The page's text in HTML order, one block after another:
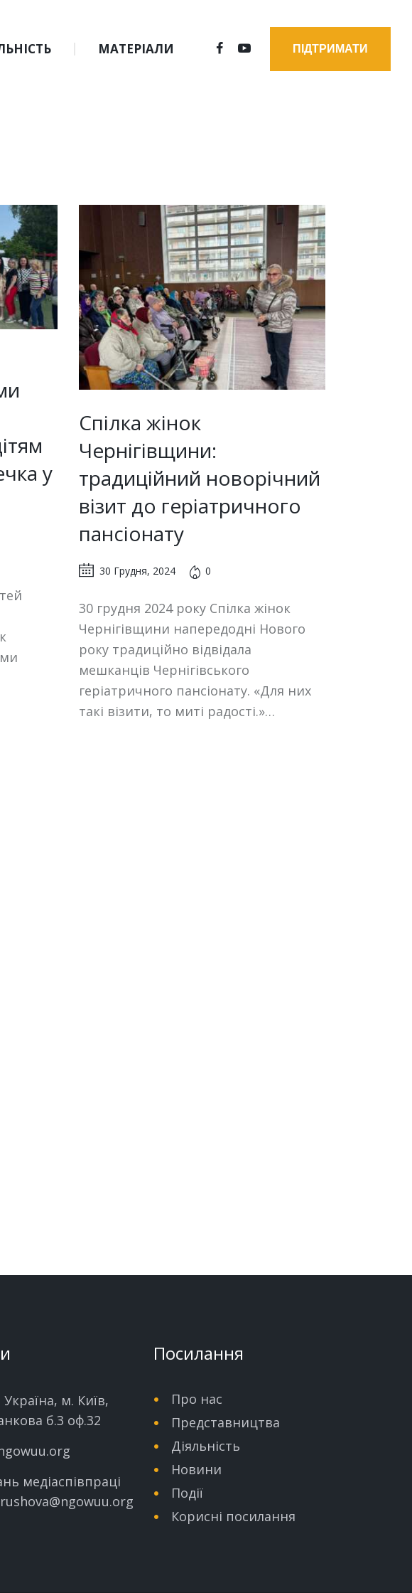
МАТЕРІАЛИ ПІДТРИМАТИ
у
Спілка жінок
Чернігівщини:
традиційний новорічний
візит до геріатричного
пансіонату
30 Грудня, 2024 0
30 грудня 2024 року Спілка жінок
Чернігівщини напередодні Нового
року традиційно відвідала
мешканців Чернігівського
геріатричного пансіонату. «Для них
такі візити, то миті радості.»…
Україна, м. Київ,
б.3 оф.32
медіаспівпраці
Посилання
Про нас
Представництва
Діяльність
Новини
Події
Корисні посилання